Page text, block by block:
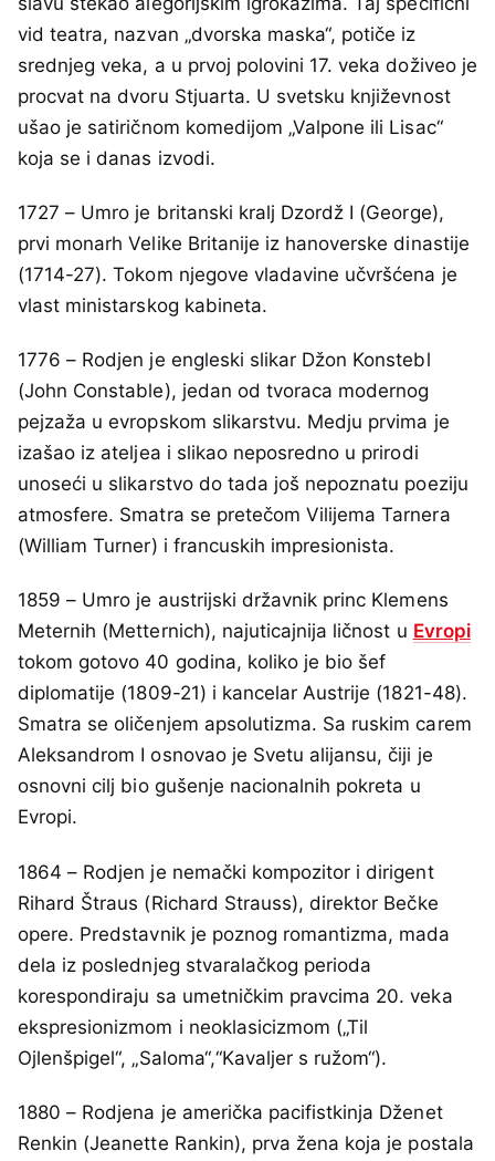
vid teatra, nazvan „dvorska maska“, potiče iz
srednjeg veka, a u prvoj polovini 17. veka doživeo je
procvat na dvoru Stjuarta. U svetsku književnost
ušao je satiričnom komedijom „Valpone ili Lisac“
koja se i danas izvodi.
1727 – Umro je britanski kralj Dzordž I (George),
prvi monarh Velike Britanije iz hanoverske dinastije
(1714-27). Tokom njegove vladavine učvršćena je
vlast ministarskog kabineta.
1776 – Rodjen je engleski slikar Džon Konstebl
(John Constable), jedan od tvoraca modernog
pejzaža u evropskom slikarstvu. Medju prvima je
izašao iz ateljea i slikao neposredno u prirodi
unoseći u slikarstvo do tada još nepoznatu poeziju
atmosfere. Smatra se pretečom Vilijema Tarnera
(William Turner) i francuskih impresionista.
1859 – Umro je austrijski državnik princ Klemens
Meternih (Metternich), najuticajnija ličnost u Evropi
tokom gotovo 40 godina, koliko je bio šef
diplomatije (1809-21) i kancelar Austrije (1821-48).
Smatra se oličenjem apsolutizma. Sa ruskim carem
Aleksandrom I osnovao je Svetu alijansu, čiji je
osnovni cilj bio gušenje nacionalnih pokreta u
Evropi.
1864 – Rodjen je nemački kompozitor i dirigent
Rihard Štraus (Richard Strauss), direktor Bečke
opere. Predstavnik je poznog romantizma, mada
dela iz poslednjeg stvaralačkog perioda
korespondiraju sa umetničkim pravcima 20. veka
ekspresionizmom i neoklasicizmom („Til
Ojlenšpigel“, „Saloma“,“Kavaljer s ružom“).
1880 – Rodjena je američka pacifistkinja Dženet
Renkin (Jeanette Rankin), prva žena koja je postala